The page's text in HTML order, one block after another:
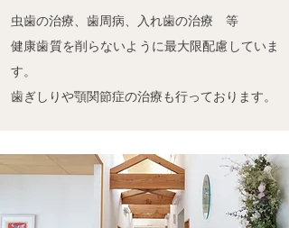
虫歯の治療、歯周病、入れ歯の治療 等
​健康歯質を削らないように最大限配慮していま
す。
歯ぎしりや顎関節症の治療も行っております。